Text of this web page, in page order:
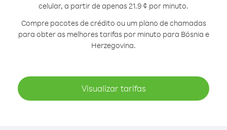
celular, a partir de apenas 21.9 ¢ por minuto.
Compre pacotes de crédito ou um plano de chamadas
para obter as melhores tarifas por minuto para Bósnia e
Herzegovina.
Visualizar tarifas